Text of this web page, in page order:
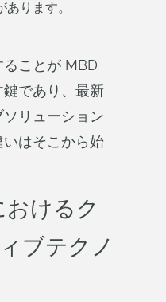
ります。
ことが MBD
であり、最新
リューション
はそこから始
けるク
ブテクノ